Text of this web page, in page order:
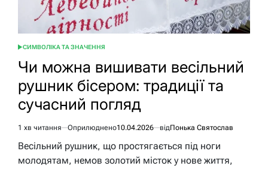
ОПУБЛІКУВАТИ
СИМВОЛІКА ТА ЗНАЧЕННЯ
Чи можна вишивати весільний
рушник бісером: традиції та
сучасний погляд
Орієнтовний
час
1 хв читання Оприлюднено10.04.2026 відПонька Святослав
Весільний рушник, що простягається під ноги
молодятам, немов золотий місток у нове життя,